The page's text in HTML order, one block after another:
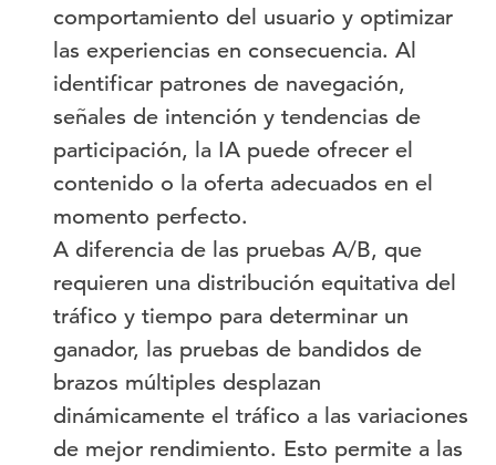
comportamiento del usuario y optimizar
las experiencias en consecuencia. Al
identificar patrones de navegación,
señales de intención y tendencias de
participación, la IA puede ofrecer el
contenido o la oferta adecuados en el
momento perfecto.
A diferencia de las pruebas A/B, que
requieren una distribución equitativa del
tráfico y tiempo para determinar un
ganador, las pruebas de bandidos de
brazos múltiples desplazan
dinámicamente el tráfico a las variaciones
de mejor rendimiento. Esto permite a las